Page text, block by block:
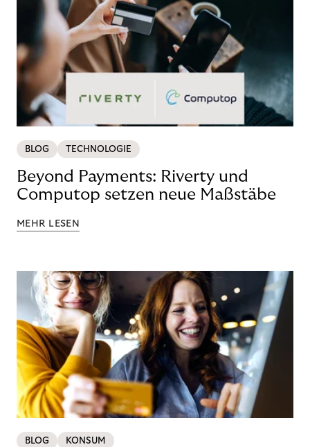
BLOG TECHNOLOGIE
Beyond Payments: Riverty und
Computop setzen neue Maßstäbe
MEHR LESEN
BLOG KONSUM